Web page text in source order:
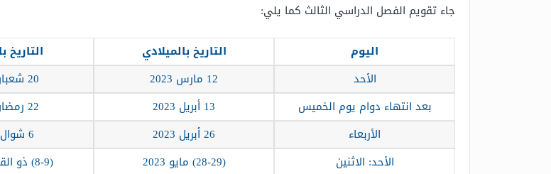
جاء تقويم الفصل الدراسي الثالث كما يلي:
اليوم التاريخ بالميلادي التاريخ
الأحد
12 مارس 2023 20 شعبان 1444
بعد انتهاء دوام يوم الخميس
13 أبريل 2023 22 رمضان 1444
الأربعاء
26 أبريل 2023 6 شوال 1444
الأحد: الاثنين
(28-29) مايو 2023 (8-9) ذو القعدة 1444